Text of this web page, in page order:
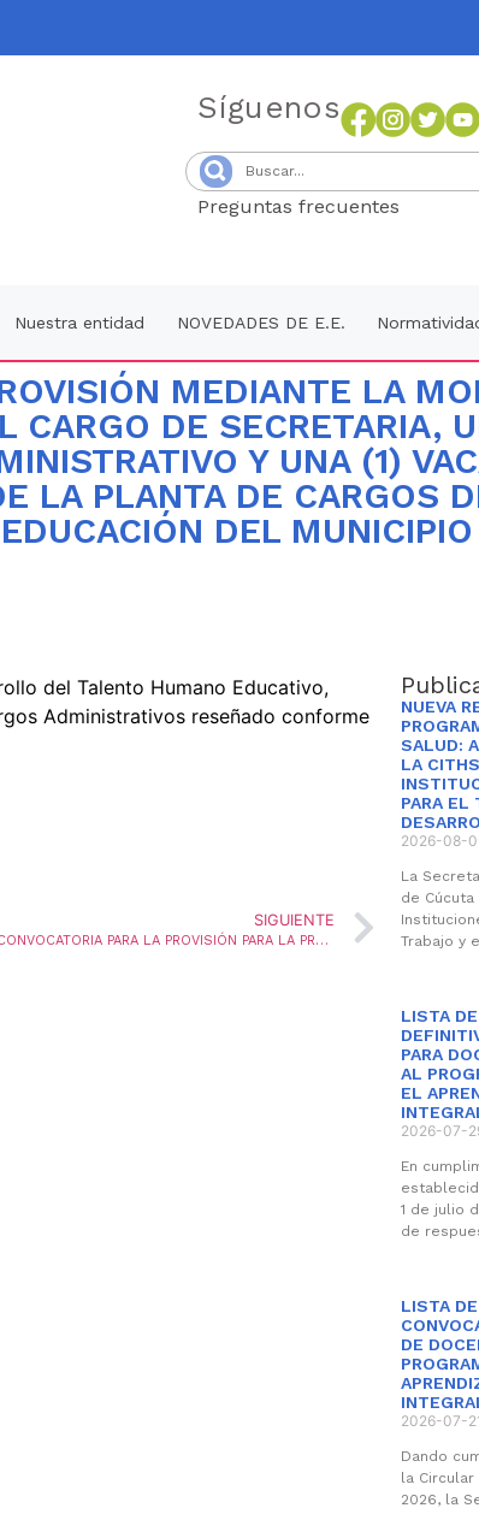
Síguenos
Preguntas frecuentes
Nuestra entidad NOVEDADES DE E.E.
MEDIANTE LA
CARGO DE SECRETARIA,
Y UNA (1)
LA PLANTA DE CARGOS
DEL
del Talento Humano Educativo,
Administrativos reseñado conforme
SIGUIENTE
LISTA DE ADMITIDOS DE CONVOCATORIA PARA LA PROVISIÓN PARA LA PROVISIÓN OCHO (08) VACANTES DEFINITIVAS Y UNA (1) VACANTE TEMPORAL DEL CARGO DIRECTIVO DOCENTE-COORDINADOR, MEDIANTE LA MODALIDAD DE ENCARGO, Y CONFORMACIÓN DE LA LISTA DE ELEGIBLES PARA LA VIGENCIA 2022
NUEVA
SALUD:
LA
PARA EL
2026-08-
La
de
Trabajo y
LISTA
PARA
AL
EL
2026-07-
En
1 de julio
de
LISTA
DE
2026-07-
Dando
la
2026, la